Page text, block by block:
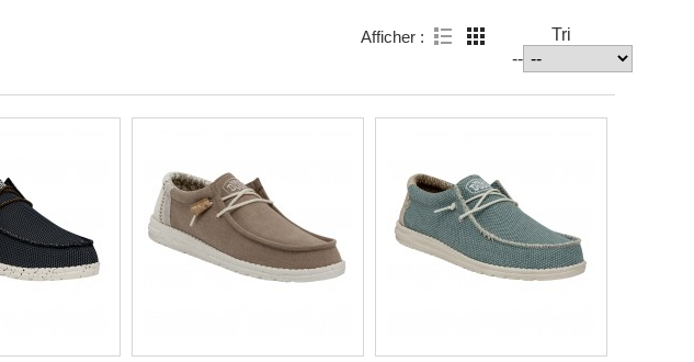
Tri
--
Afficher :